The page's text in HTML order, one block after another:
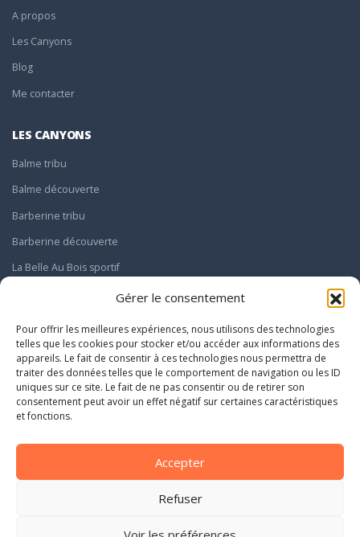
Gérer le consentement
Pour offrir les meilleures expériences, nous utilisons des technologies
telles que les cookies pour stocker et/ou accéder aux informations des
appareils. Le fait de consentir à ces technologies nous permettra de
traiter des données telles que le comportement de navigation ou les ID
uniques sur ce site. Le fait de ne pas consentir ou de retirer son
consentement peut avoir un effet négatif sur certaines caractéristiques
et fonctions.
Accepter
Refuser
A propos
Les Canyons
Blog
Me contacter
LES CANYONS
Balme tribu
Balme découverte
Barberine tribu
Barberine découverte
La Belle Au Bois sportif
INFOS
Infos pratiques
Mentions légales
Politique de confidentialité